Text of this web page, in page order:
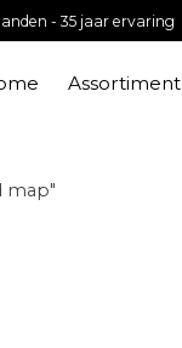
- 35 jaar ervaring
Assortiment
map"